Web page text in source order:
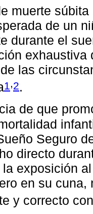
muerte
de un
durante el
las
1 ,2.
de que
Seguro
directo
exposición
en su
y correcto